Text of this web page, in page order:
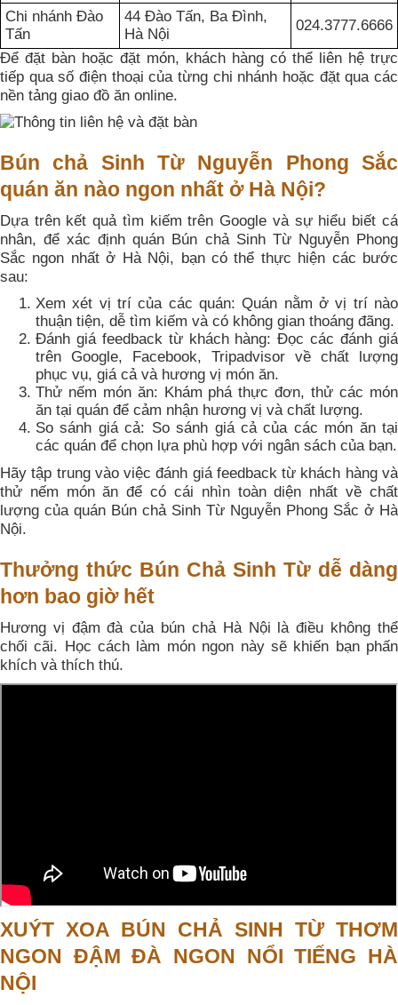
Chi nhánh Đào
Tấn
44 Đào Tấn, Ba Đình,
Hà Nội
024.3777.6666
Để đặt bàn hoặc đặt món, khách hàng có thể liên hệ trực
tiếp qua số điện thoại của từng chi nhánh hoặc đặt qua các
nền tảng giao đồ ăn online.
Bún chả Sinh Từ Nguyễn Phong Sắc
quán ăn nào ngon nhất ở Hà Nội?
Dựa trên kết quả tìm kiếm trên Google và sự hiểu biết cá
nhân, để xác định quán Bún chả Sinh Từ Nguyễn Phong
Sắc ngon nhất ở Hà Nội, bạn có thể thực hiện các bước
sau:
Xem xét vị trí của các quán: Quán nằm ở vị trí nào
thuận tiện, dễ tìm kiếm và có không gian thoáng đãng.
Đánh giá feedback từ khách hàng: Đọc các đánh giá
trên Google, Facebook, Tripadvisor về chất lượng
phục vụ, giá cả và hương vị món ăn.
Thử nếm món ăn: Khám phá thực đơn, thử các món
ăn tại quán để cảm nhận hương vị và chất lượng.
So sánh giá cả: So sánh giá cả của các món ăn tại
các quán để chọn lựa phù hợp với ngân sách của bạn.
Hãy tập trung vào việc đánh giá feedback từ khách hàng và
thử nếm món ăn để có cái nhìn toàn diện nhất về chất
lượng của quán Bún chả Sinh Từ Nguyễn Phong Sắc ở Hà
Nội.
Thưởng thức Bún Chả Sinh Từ dễ dàng
hơn bao giờ hết
Hương vị đậm đà của bún chả Hà Nội là điều không thể
chối cãi. Học cách làm món ngon này sẽ khiến bạn phấn
khích và thích thú.
XUÝT XOA BÚN CHẢ SINH TỪ THƠM
NGON ĐẬM ĐÀ NGON NỔI TIẾNG HÀ
NỘI